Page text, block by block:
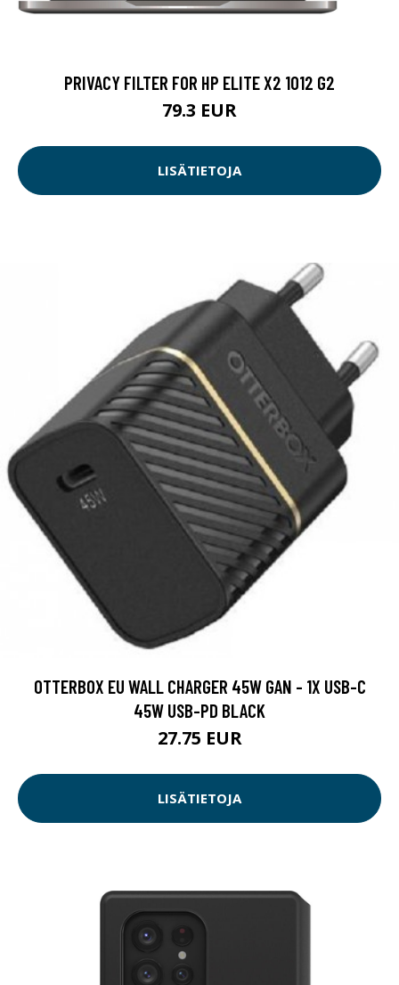
PRIVACY FILTER FOR HP ELITE X2 1012 G2
79.3 EUR
LISÄTIETOJA
OTTERBOX EU WALL CHARGER 45W GAN - 1X USB-C
45W USB-PD BLACK
27.75 EUR
LISÄTIETOJA